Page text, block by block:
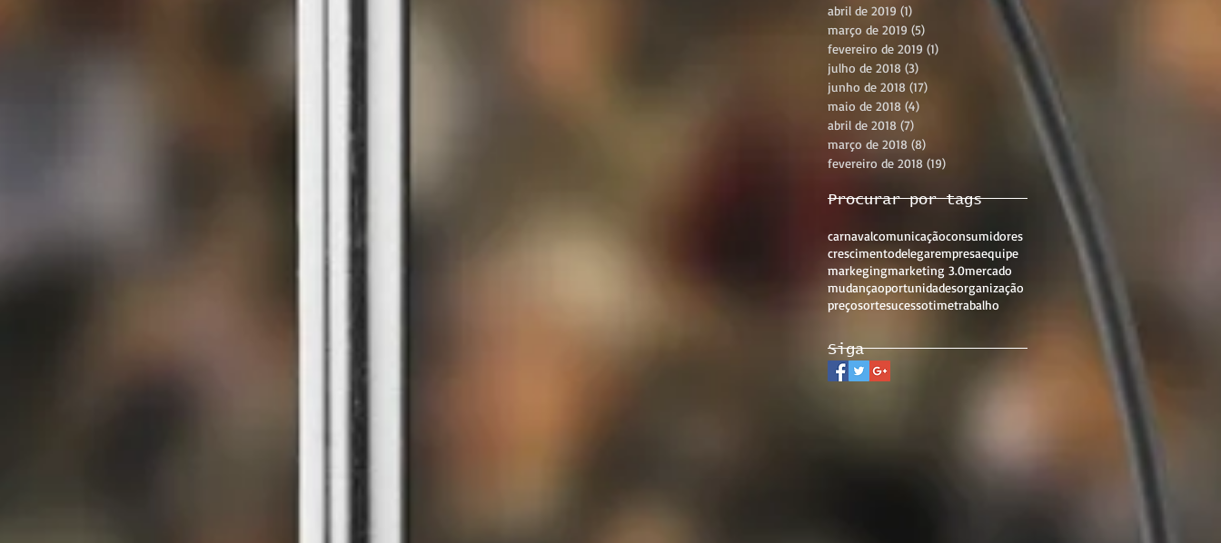
abril de 2019 (1)
março de 2019 (5)
fevereiro de 2019 (1)
julho de 2018 (3)
junho de 2018 (17)
maio de 2018 (4)
abril de 2018 (7)
março de 2018 (8)
fevereiro de 2018 (19)
Procurar por tags
carnavalcomunicaçãoconsumidores
crescimentodelegarempresaequipe
markegingmarketing 3.0mercado
mudançaoportunidadesorganização
preçosortesucessotimetrabalho
Siga